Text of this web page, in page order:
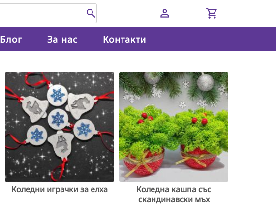
person shopping_cart
Блог За нас Контакти
Коледни играчки за елха
Коледна кашпа със
скандинавски мъх